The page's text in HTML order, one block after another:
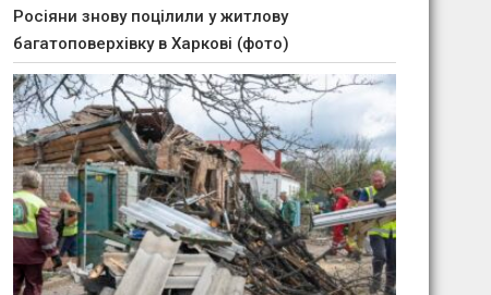
Росіяни знову поцілили у житлову
багатоповерхівку в Харкові (фото)